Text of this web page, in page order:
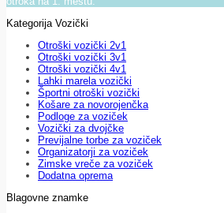
Kategorija Vozički
Otroški vozički 2v1
Otroški vozički 3v1
Otroški vozički 4v1
Lahki marela vozički
Športni otroški vozički
Košare za novorojenčka
Podloge za voziček
Vozički za dvojčke
Previjalne torbe za voziček
Organizatorji za voziček
Zimske vreče za voziček
Dodatna oprema
Blagovne znamke